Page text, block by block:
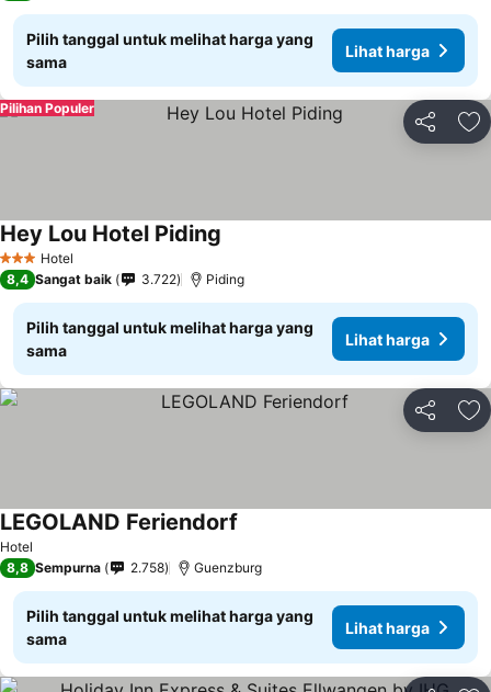
Pilih tanggal untuk melihat harga yang
sama
Lihat harga
Bagikan
Pilihan Populer
3 BintangHotel
Hey Lou Hotel Piding
8,4 Sangat baik 3.722 Piding
Pilih tanggal untuk melihat harga yang
sama
Lihat harga
Bagikan
Hotel
LEGOLAND Feriendorf
8,8 Sempurna 2.758 Guenzburg
Pilih tanggal untuk melihat harga yang
sama
Lihat harga